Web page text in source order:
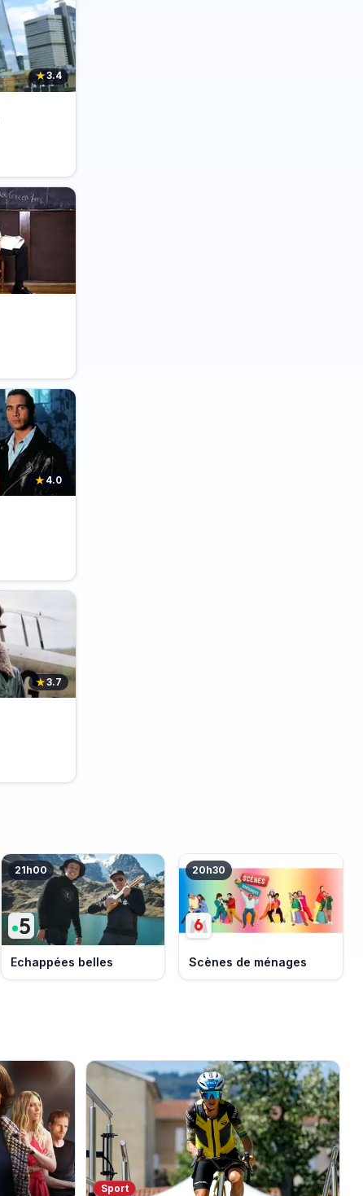
★3.4
★4.0
★3.7
21h00
Echappées belles
20h30
Scènes de ménages
Sport